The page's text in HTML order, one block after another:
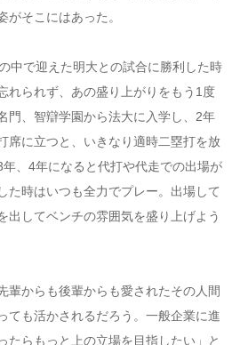
がそこにはあった。
中で迎えた明大との試合に勝利した時
れられず、あの盛り上がりをもう1度
門、智辯学園から法大に入学し、2年
席に立つと、いきなり適時二塁打を放
、4年になると代打や代走での出場が
た時はいつも全力でプレー。出場して
出してベンチの雰囲気を盛り上げよう
からも後輩からも愛されたその人間
ても活かされるだろう。一般企業に進
たらもっと上の立場を目指したい」と